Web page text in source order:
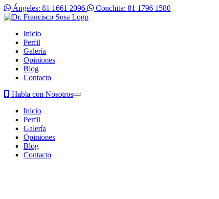
Ángeles: 81 1661 2096 Conchita: 81 1796 1580
Inicio
Perfil
Galería
Opiniones
Blog
Contacto
Habla con Nosotros
Inicio
Perfil
Galería
Opiniones
Blog
Contacto